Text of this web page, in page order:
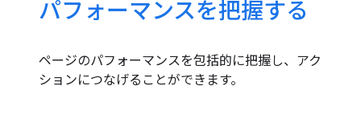
パフォーマンスを把握する
ページのパフォーマンスを包括的に把握し、アク
ションにつなげることができます。